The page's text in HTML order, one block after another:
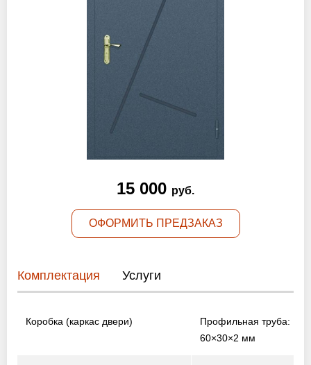
Закажите звонок
Раменское и вся область!
Работаем без выходных!
15 000 руб.
ОФОРМИТЬ ПРЕДЗАКАЗ
Комплектация Услуги
Коробка (каркас двери)
Профильная труба:
60×30×2 мм